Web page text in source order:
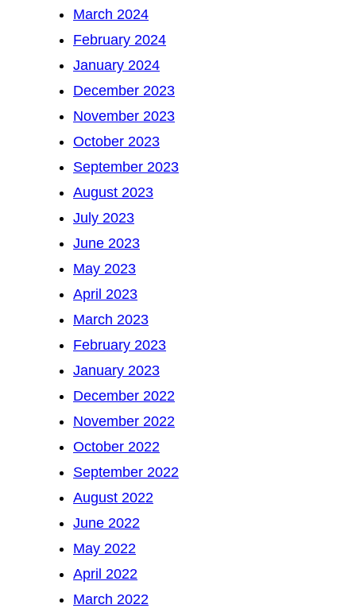
March 2024
February 2024
January 2024
December 2023
November 2023
October 2023
September 2023
August 2023
July 2023
June 2023
May 2023
April 2023
March 2023
February 2023
January 2023
December 2022
November 2022
October 2022
September 2022
August 2022
June 2022
May 2022
April 2022
March 2022